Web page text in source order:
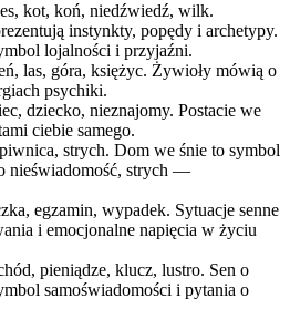
kot, koń, niedźwiedź, wilk.
instynkty, popędy i archetypy.
lojalności i przyjaźni.
las, góra, księżyc. Żywioły mówią o
psychiki.
dziecko, nieznajomy. Postacie we
ciebie samego.
strych. Dom we śnie to symbol
strych —
egzamin, wypadek. Sytuacje senne
i emocjonalne napięcia w życiu
pieniądze, klucz, lustro. Sen o
samoświadomości i pytania o